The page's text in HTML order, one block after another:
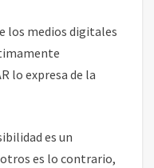
los medios digitales
lo expresa de la
es un
es lo contrario,